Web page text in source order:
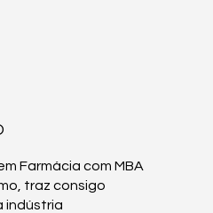
Farmácia com MBA
traz consigo
indústria